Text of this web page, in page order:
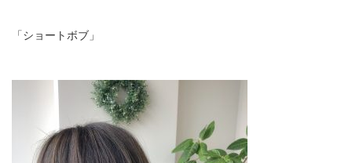
「ショートボブ」